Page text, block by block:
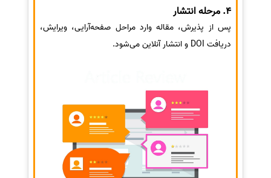
4. مرحله انتشار
پس از پذیرش، مقاله وارد مراحل صفحه‌آرایی، ویرایش،
دریافت DOI و انتشار آنلاین می‌شود.